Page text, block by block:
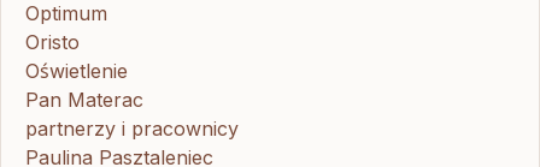
Optimum
Oristo
Oświetlenie
Pan Materac
partnerzy i pracownicy
Paulina Pasztaleniec